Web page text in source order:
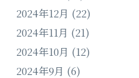
2024年12月 (22)
2024年11月 (21)
2024年10月 (12)
2024年9月 (6)